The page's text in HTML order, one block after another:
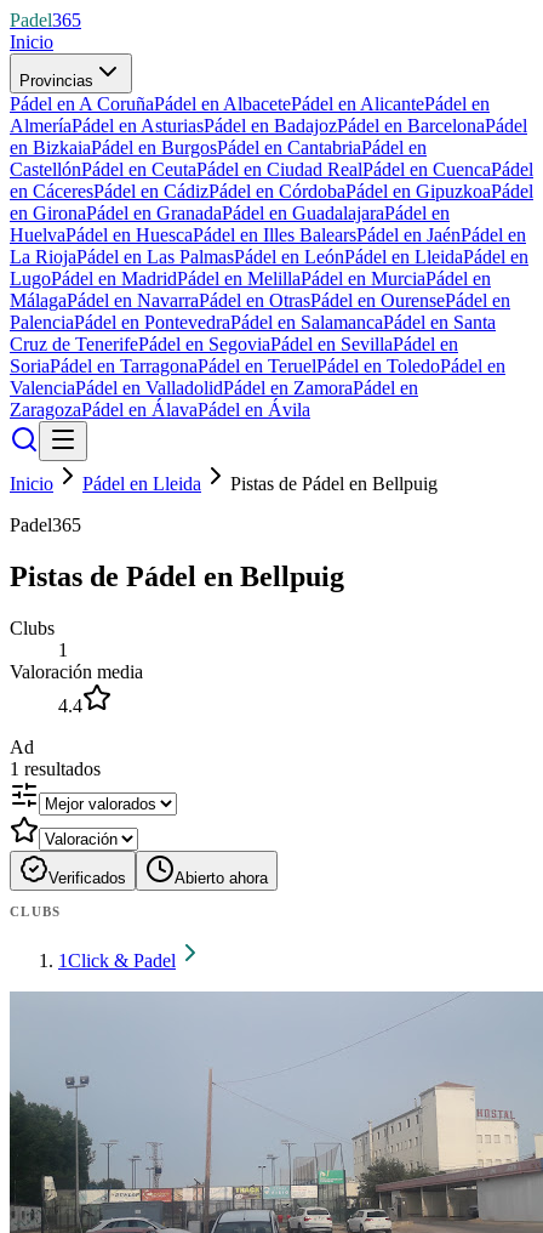
Padel365
Inicio
Provincias
Pádel en A CoruñaPádel en AlbacetePádel en AlicantePádel en
AlmeríaPádel en AsturiasPádel en BadajozPádel en BarcelonaPádel
en BizkaiaPádel en BurgosPádel en CantabriaPádel en
CastellónPádel en CeutaPádel en Ciudad RealPádel en CuencaPádel
en CáceresPádel en CádizPádel en CórdobaPádel en GipuzkoaPádel
en GironaPádel en GranadaPádel en GuadalajaraPádel en
HuelvaPádel en HuescaPádel en Illes BalearsPádel en JaénPádel en
La RiojaPádel en Las PalmasPádel en LeónPádel en LleidaPádel en
LugoPádel en MadridPádel en MelillaPádel en MurciaPádel en
MálagaPádel en NavarraPádel en OtrasPádel en OurensePádel en
PalenciaPádel en PontevedraPádel en SalamancaPádel en Santa
Cruz de TenerifePádel en SegoviaPádel en SevillaPádel en
SoriaPádel en TarragonaPádel en TeruelPádel en ToledoPádel en
ValenciaPádel en ValladolidPádel en ZamoraPádel en
ZaragozaPádel en ÁlavaPádel en Ávila
Inicio Pádel en Lleida
Pistas de Pádel en Bellpuig
Padel365
Pistas de Pádel en Bellpuig
Clubs
1
Valoración media
4.4
Ad
1 resultados
Verificados Abierto ahora
CLUBS
1Click & Padel